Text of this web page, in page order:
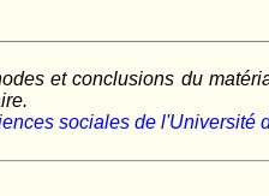
et conclusions du
sociales de l'Université